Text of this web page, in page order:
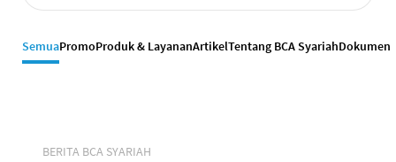
SemuaPromoProduk & LayananArtikelTentang BCA SyariahDokumen
BERITA BCA SYARIAH